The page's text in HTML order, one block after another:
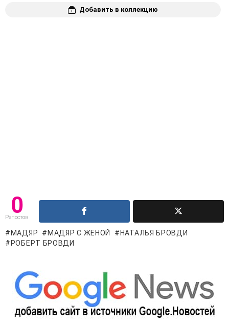
Добавить в коллекцию
0
Репостов
МАДЯР МАДЯР С ЖЕНОЙ
НАТАЛЬЯ БРОВДИ
РОБЕРТ БРОВДИ